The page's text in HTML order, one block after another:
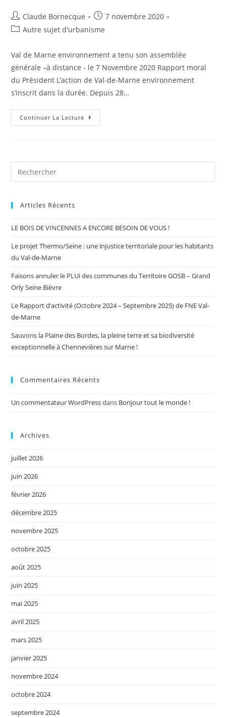
Claude Bornecque
7 novembre 2020
Autre sujet d'urbanisme
Val de Marne environnement a tenu son assemblée
générale –à distance - le 7 Novembre 2020 Rapport moral
du Président L’action de Val-de-Marne environnement
s’inscrit dans la durée. Depuis 28…
Continuer La Lecture
Articles Récents
LE BOIS DE VINCENNES A ENCORE BESOIN DE VOUS !
Le projet Thermo/Seine : une injustice territoriale pour les habitants
du Val-de-Marne
Faisons annuler le PLUi des communes du Territoire GOSB – Grand
Orly Seine Bièvre
Le Rapport d’activité (Octobre 2024 – Septembre 2025) de FNE Val-
de-Marne
Sauvons la Plaine des Bordes, la pleine terre et sa biodiversité
exceptionnelle à Chennevières sur Marne !
Commentaires Récents
Un commentateur WordPressdans Bonjour tout le monde !
Archives
juillet 2026
juin 2026
février 2026
décembre 2025
novembre 2025
octobre 2025
août 2025
juin 2025
mai 2025
avril 2025
mars 2025
janvier 2025
novembre 2024
octobre 2024
septembre 2024